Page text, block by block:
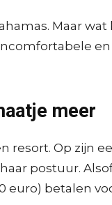
Maar
meer
resort. Op zijn
postuur.
euro) betalen